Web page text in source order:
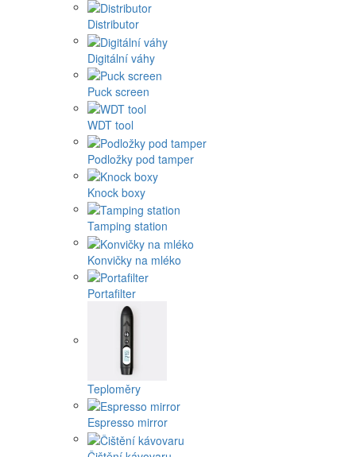
Distributor
Digitální váhy
Puck screen
WDT tool
Podložky pod tamper
Knock boxy
Tamping station
Konvičky na mléko
Portafilter
Teploměry
Espresso mirror